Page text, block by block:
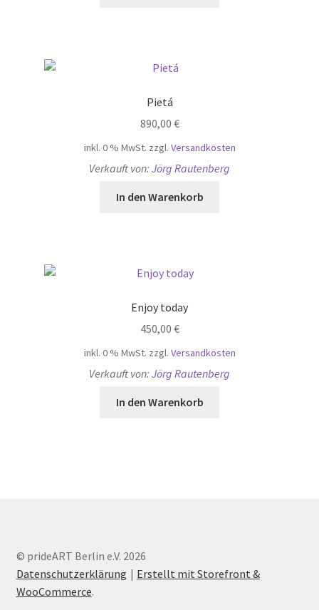
Pietá
890,00 €
inkl. 0 % MwSt. zzgl. Versandkosten
Verkauft von: Jörg Rautenberg
In den Warenkorb
Enjoy today
450,00 €
inkl. 0 % MwSt. zzgl. Versandkosten
Verkauft von: Jörg Rautenberg
In den Warenkorb
© prideART Berlin e.V. 2026
Datenschutzerklärung
Erstellt mit Storefront &
WooCommerce.